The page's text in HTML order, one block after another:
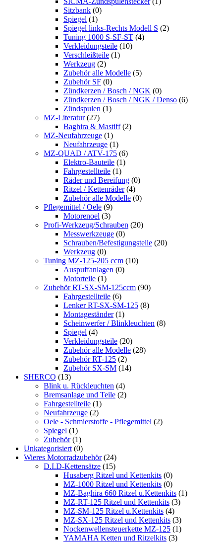
Sitzbank (0)
Spiegel (1)
Spiegel links-Rechts Modell S (2)
Tuning 1000 S-SF-ST (4)
Verkleidungsteile (10)
Verschleißteile (1)
Werkzeug (2)
Zubehör alle Modelle (5)
Zubehör SF (0)
Zündkerzen / Bosch / NGK (0)
Zündkerzen / Bosch / NGK / Denso (6)
Zündspulen (1)
MZ-Literatur (27)
Baghira & Mastiff (2)
MZ-Neufahrzeuge (1)
Neufahrzeuge (1)
MZ-QUAD / ATV-175 (6)
Elektro-Bauteile (1)
Fahrgestellteile (1)
Räder und Bereifung (0)
Ritzel / Kettenräder (4)
Zubehör alle Modelle (0)
Pflegemittel / Oele (9)
Motorenoel (3)
Profi-Werkzeug/Schrauben (20)
Messwerkzeuge (0)
Schrauben/Befestigungsteile (20)
Werkzeug (0)
Tuning MZ-125-205 ccm (10)
Auspuffanlagen (0)
Motorteile (1)
Zubehör RT-SX-SM-125ccm (90)
Fahrgestellteile (6)
Lenker RT-SX-SM-125 (8)
Montageständer (1)
Scheinwerfer / Blinkleuchten (8)
Spiegel (4)
Verkleidungsteile (20)
Zubehör alle Modelle (28)
Zubehör RT-125 (2)
Zubehör SX-SM (14)
SHERCO (13)
Blink u. Rückleuchten (4)
Bremsanlage und Teile (2)
Fahrgestellteile (1)
Neufahrzeuge (2)
Oele - Schmierstoffe - Pflegemittel (2)
Spiegel (1)
Zubehör (1)
Unkategorisiert (0)
Wieres Motorradzubehör (24)
D.I.D-Kettensätze (15)
Husaberg Ritzel und Kettenkits (0)
MZ-1000 Ritzel und Kettenkits (0)
MZ-Baghira 660 Ritzel u.Kettenkits (1)
MZ-RT-125 Ritzel und Kettenkits (3)
MZ-SM-125 Ritzel u.Kettenkits (4)
MZ-SX-125 Ritzel und Kettenkits (3)
Nockenwellensteuerkette MZ-125 (1)
YAMAHA Ketten und Ritzelkits (3)